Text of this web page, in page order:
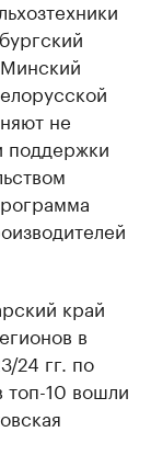
не
поддержки
край
в
24 гг. по
топ-10 вошли